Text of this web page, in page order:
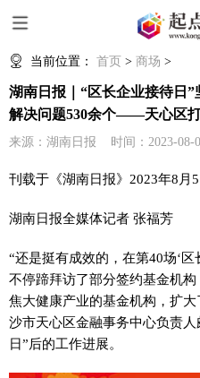
当前位置： 首页 > 商场 >
湖南日报｜“区长企业接待日”
解决问题530余个——天心区
来源：湖南日报 时间：2023-08-
刊载于《湖南日报》2023年8月
湖南日报全媒体记者 张福芳
“还是挺有成效的，在第40场‘
不停蹄拜访了部分签约基金机
焦大健康产业的基金机构，扩大
沙市天心区金融事务中心负责
日”后的工作进展。